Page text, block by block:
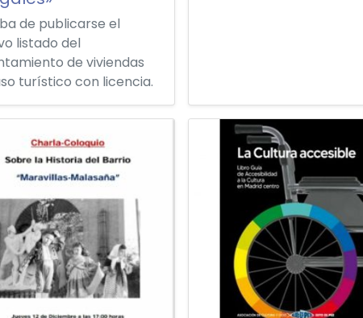
de publicarse el
listado del
de viviendas
turístico con licencia.